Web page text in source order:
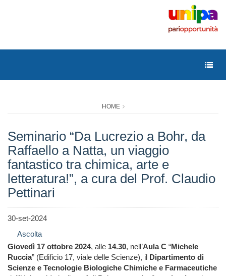
HOME
Seminario “Da Lucrezio a Bohr, da
Raffaello a Natta, un viaggio
fantastico tra chimica, arte e
letteratura!”, a cura del Prof. Claudio
Pettinari
30-set-2024
Ascolta
Giovedì 17 ottobre 2024, alle 14.30, nell’Aula C “Michele
Ruccia” (Edificio 17, viale delle Scienze), il Dipartimento di
Scienze e Tecnologie Biologiche Chimiche e Farmaceutiche